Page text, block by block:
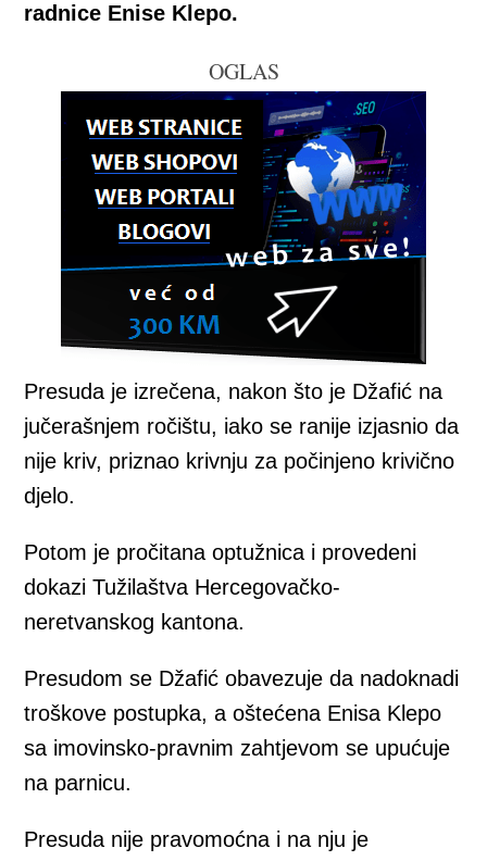
radnice Enise Klepo.
OGLAS
Presuda je izrečena, nakon što je Džafić na
jučerašnjem ročištu, iako se ranije izjasnio da
nije kriv, priznao krivnju za počinjeno krivično
djelo.
Potom je pročitana optužnica i provedeni
dokazi Tužilaštva Hercegovačko-
neretvanskog kantona.
Presudom se Džafić obavezuje da nadoknadi
troškove postupka, a oštećena Enisa Klepo
sa imovinsko-pravnim zahtjevom se upućuje
na parnicu.
Presuda nije pravomoćna i na nju je